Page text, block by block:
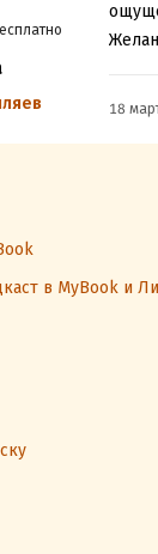
18
в MyBook и